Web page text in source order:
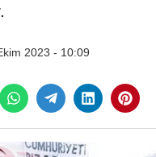
2023 - 10:09